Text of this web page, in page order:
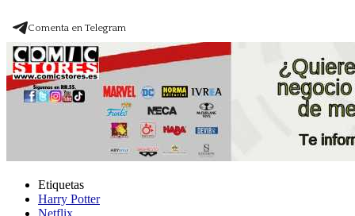
Comenta en Telegram
Etiquetas
Harry Potter